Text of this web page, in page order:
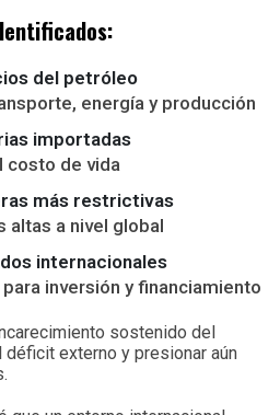
del petróleo
energía y producción
importadas
costo de vida
más restrictivas
altas a nivel global
internacionales
inversión y financiamiento
sostenido del
externo y presionar aún